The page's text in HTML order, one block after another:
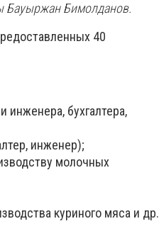
Бауыржан Бимолданов.
40
инженера, бухгалтера,
инженер);
молочных
куриного мяса и др.